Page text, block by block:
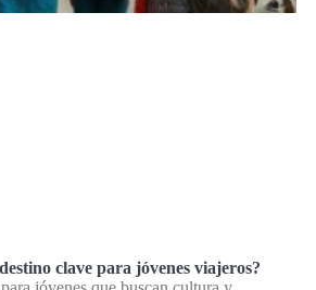
clave para jóvenes viajeros?